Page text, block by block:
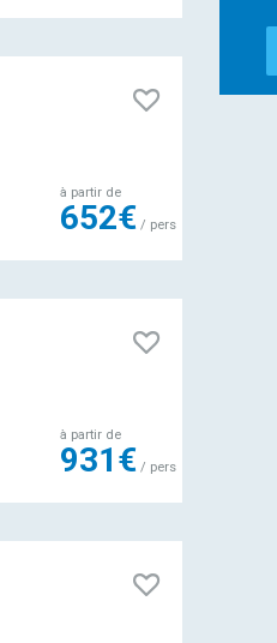
à partir de
652€/ pers
à partir de
931€/ pers